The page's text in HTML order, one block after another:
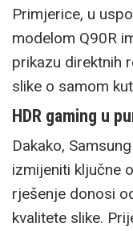
Primjerice, u
modelom Q90R
prikazu direktnih
slike o samom
HDR gaming u
Dakako,
izmijeniti ključne
rješenje donosi
kvalitete slike.